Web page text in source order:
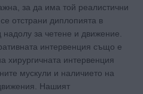
за да има той реалистични
отстрани диплопията в
за четене и движение.
интервенция също е
хирургичната интервенция
мускули и наличието на
Нашият